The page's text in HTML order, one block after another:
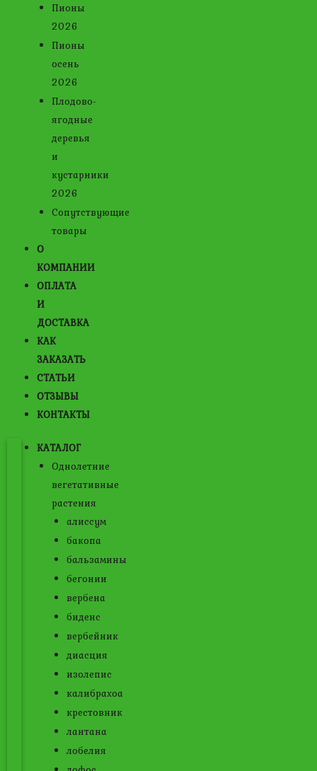
Пионы
2026
Пионы
осень
2026
Плодово-
ягодные
деревья
и
кустарники
2026
Сопутствующие
товары
О
КОМПАНИИ
ОПЛАТА
И
ДОСТАВКА
КАК
ЗАКАЗАТЬ
СТАТЬИ
ОТЗЫВЫ
КОНТАКТЫ
КАТАЛОГ
Однолетние
вегетативные
растения
алиссум
бакопа
бальзамины
бегонии
вербена
биденс
вербейник
диасция
изолепис
калибрахоа
крестовник
лантана
лобелия